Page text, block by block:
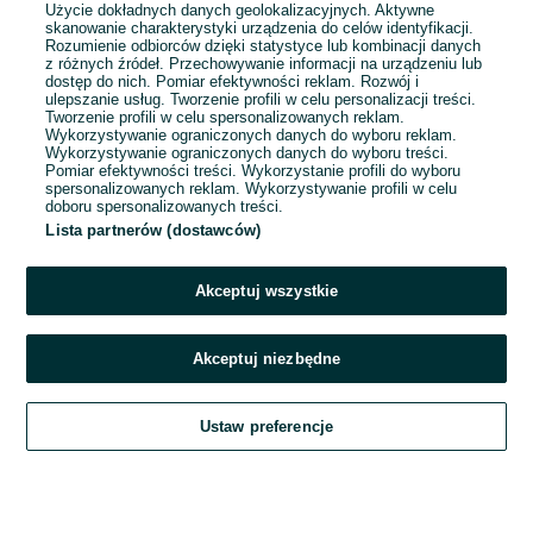
Ochronnym
Leszno
Odświeżono dnia 19 lipca 2026
Zadzwoń / SMS
Szukaj Obserwujesz Dodaj Czat Konto
Użycie dokładnych danych geolokalizacyjnych. Aktywne
skanowanie charakterystyki urządzenia do celów identyfikacji.
Rozumienie odbiorców dzięki statystyce lub kombinacji danych
z różnych źródeł. Przechowywanie informacji na urządzeniu lub
dostęp do nich. Pomiar efektywności reklam. Rozwój i
ulepszanie usług. Tworzenie profili w celu personalizacji treści.
Tworzenie profili w celu spersonalizowanych reklam.
Wykorzystywanie ograniczonych danych do wyboru reklam.
Wykorzystywanie ograniczonych danych do wyboru treści.
Pomiar efektywności treści. Wykorzystanie profili do wyboru
spersonalizowanych reklam. Wykorzystywanie profili w celu
doboru spersonalizowanych treści.
Lista partnerów (dostawców)
Akceptuj wszystkie
Akceptuj niezbędne
Ustaw preferencje